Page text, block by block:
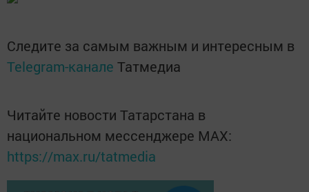
Следите за самым важным и интересным в
Telegram-канале Татмедиа
Читайте новости Татарстана в
национальном мессенджере MАХ:
https://max.ru/tatmedia